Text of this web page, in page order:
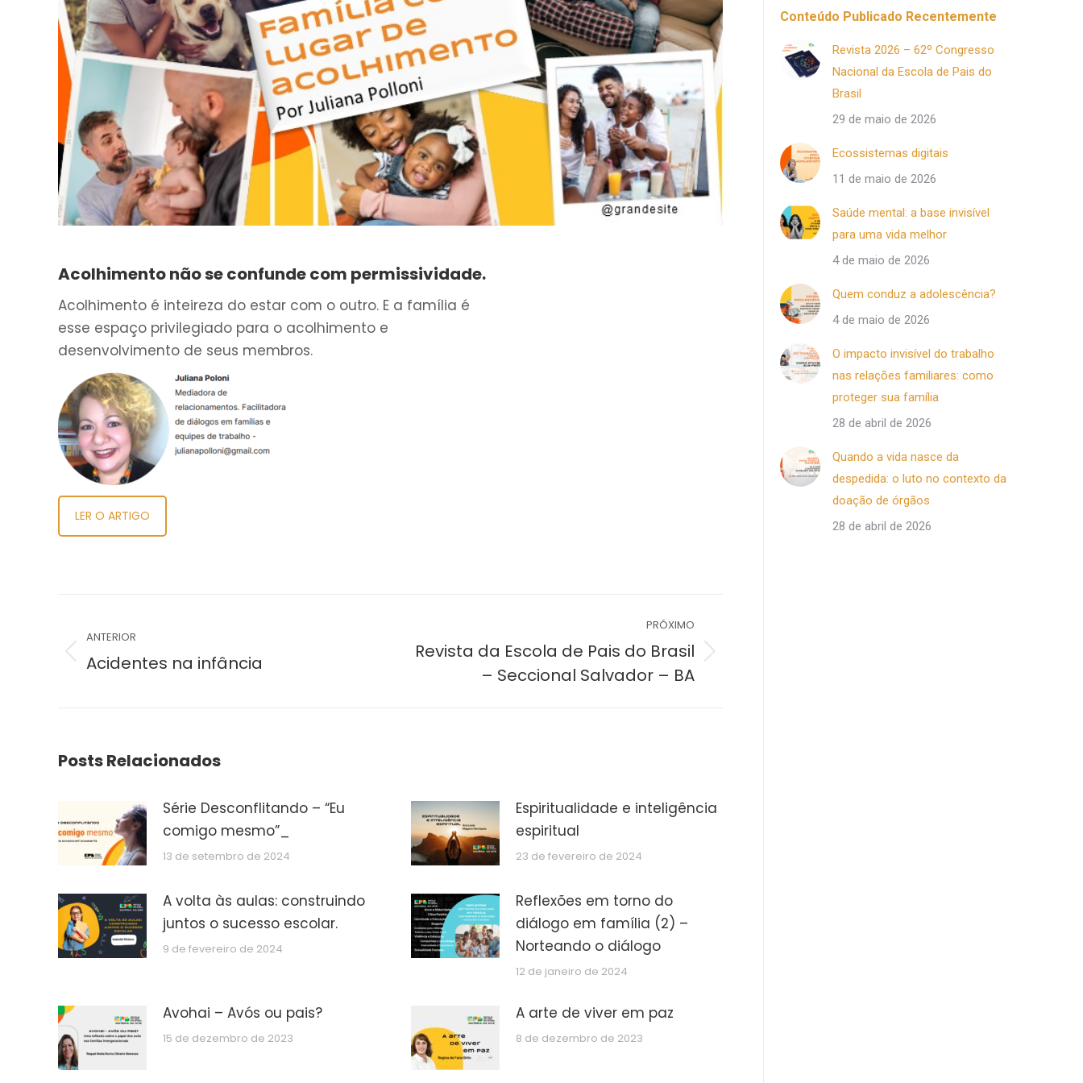
Acolhimento não se confunde com permissividade.
Acolhimento é inteireza do estar com o outro. E a família é
esse espaço privilegiado para o acolhimento e
desenvolvimento de seus membros.
LER O ARTIGO
deANTERIOR
Post
Acidentes na infância
PRÓXIMO
Próximo
Revista da Escola de Pais do Brasil
– Seccional Salvador – BA
Posts Relacionados
Série Desconflitando – “Eu
comigo mesmo”_
13 de setembro de 2024
Espiritualidade e inteligência
espiritual
23 de fevereiro de 2024
A volta às aulas: construindo
juntos o sucesso escolar.
9 de fevereiro de 2024
Reflexões em torno do
diálogo em família (2) –
Norteando o diálogo
12 de janeiro de 2024
Avohai – Avós ou pais?
15 de dezembro de 2023
A arte de viver em paz
8 de dezembro de 2023
Conteúdo Publicado Recentemente
Revista 2026 – 62º Congresso
Nacional da Escola de Pais do
Brasil
29 de maio de 2026
Ecossistemas digitais
11 de maio de 2026
Saúde mental: a base invisível
para uma vida melhor
4 de maio de 2026
Quem conduz a adolescência?
4 de maio de 2026
O impacto invisível do trabalho
nas relações familiares: como
proteger sua família
28 de abril de 2026
Quando a vida nasce da
despedida: o luto no contexto da
doação de órgãos
28 de abril de 2026